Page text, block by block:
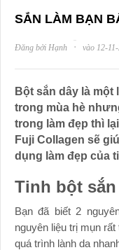
SẮN LÀM BẠN
Đăng bởi Hạnh · vào 12-
Bột sắn dây là
trong mùa hè
trong làm đẹp thì
Fuji Collagen sẽ
dụng làm đẹp của
Tinh bột
Bạn đã biết 2
nguyên liệu trị mụn
quá trình lành da